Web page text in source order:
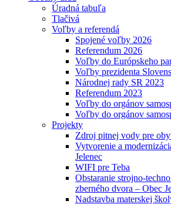
Úradná tabuľa
Tlačivá
Voľby a referendá
Spojené voľby 2026
Referendum 2026
Voľby do Európskeho
Voľby prezidenta
Národnej rady SR 2023
Referendum 2023
Voľby do orgánov
Voľby do orgánov
Projekty
Zdroj pitnej vody pre
Vytvorenie a
Jelenec
WIFI pre Teba
Obstaranie strojno-
zberného dvora – Obec
Nadstavba materskej